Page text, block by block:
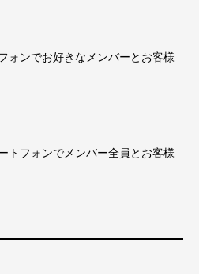
ォンでお好きなメンバーとお客様
トフォンでメンバー全員とお客様